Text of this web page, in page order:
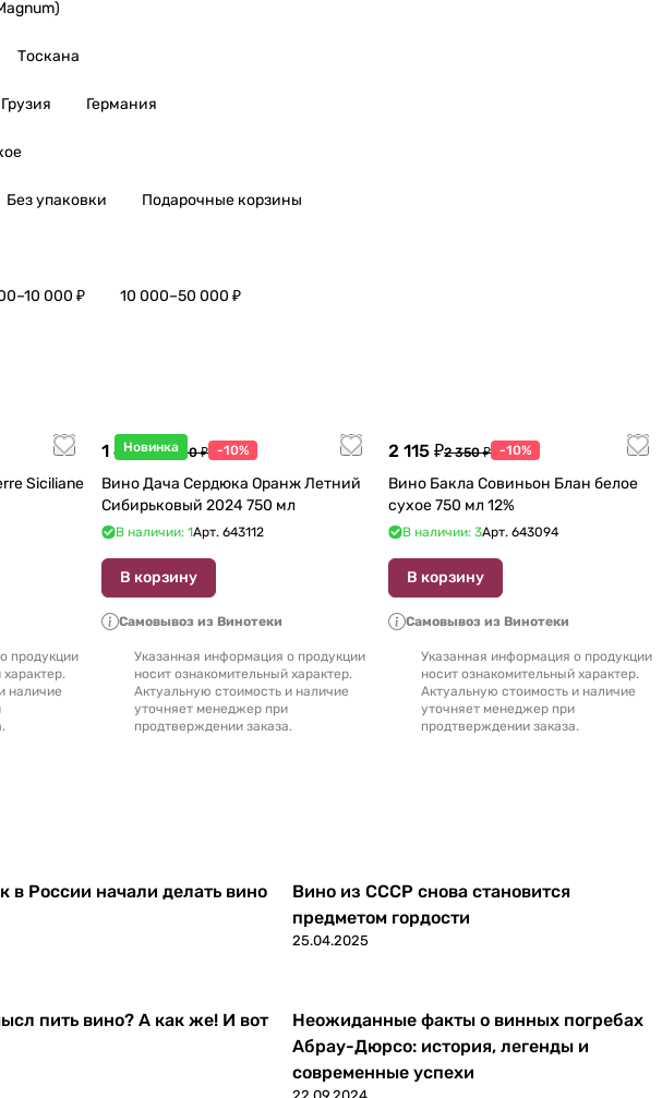
Тоскана
Грузия Германия
Без упаковки Подарочные корзины
000 ₽ 10 000–50 000 ₽
Siciliane
продукции
наличие
Новинка
1 440 ₽1 600 ₽ -10%
Вино Дача Сердюка Оранж Летний
Сибирьковый 2024 750 мл
В наличии: 1Арт. 643112
В корзину
Самовывоз из Винотеки
Указанная информация о продукции
носит ознакомительный характер.
Актуальную стоимость и наличие
уточняет менеджер при
продтверждении заказа.
2 115 ₽2 350 ₽ -10%
Вино Бакла Совиньон Блан белое
сухое 750 мл 12%
В наличии: 3Арт. 643094
В корзину
Самовывоз из Винотеки
Указанная информация о продукции
носит ознакомительный характер.
Актуальную стоимость и наличие
уточняет менеджер при
продтверждении заказа.
в России начали делать вино
Вино из СССР снова становится
предметом гордости
25.04.2025
пить вино? А как же! И вот
Неожиданные факты о винных погребах
Абрау-Дюрсо: история, легенды и
современные успехи